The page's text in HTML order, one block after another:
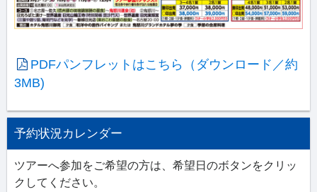
PDFパンフレットはこちら（ダウンロード／約
3MB)
予約状況カレンダー
ツアーへ参加をご希望の方は、希望日のボタンをクリッ
クしてください。